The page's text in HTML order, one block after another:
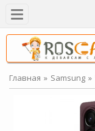
Главная Samsung